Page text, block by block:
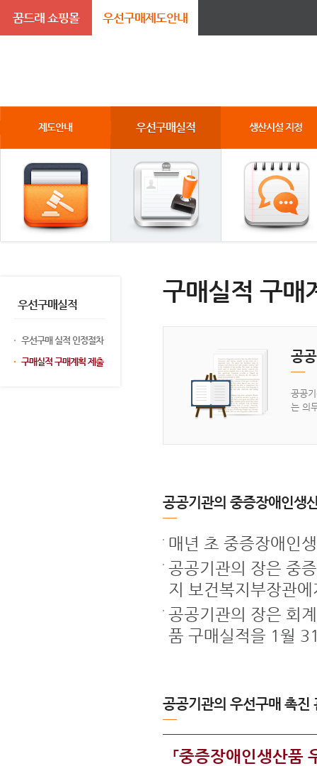
꿈드래 쇼핑몰 우선구매제도안내
제도안내 우선구매실적 생산시설 지정
우선구매실적
우선구매 실적 인정절차
구매실적 구매계획 제출
구매실적 구매
공
공공
는 의
공공기관의 중증장애인생
매년 초 중증장애인
공공기관의 장은 중
지 보건복지부장관
공공기관의 장은 회
품 구매실적을 1월
공공기관의 우선구매 촉진
「중증장애인생산품